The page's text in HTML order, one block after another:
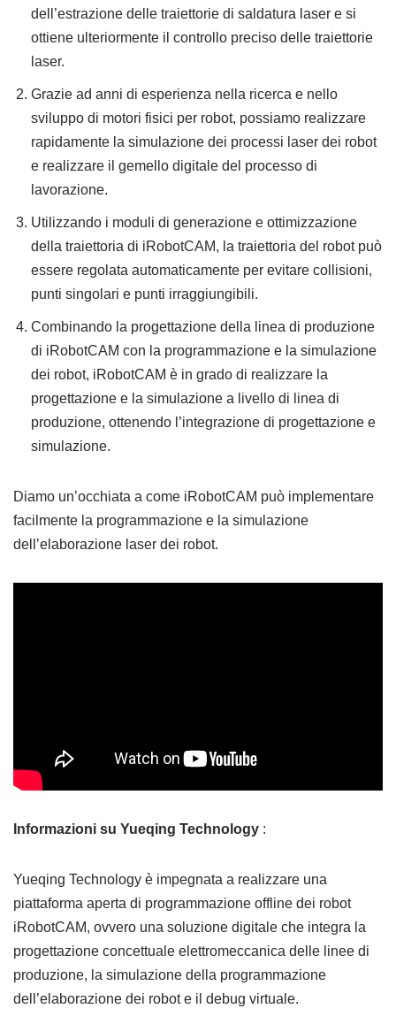
dell’estrazione delle traiettorie di saldatura laser e si
ottiene ulteriormente il controllo preciso delle traiettorie
laser.
Grazie ad anni di esperienza nella ricerca e nello
sviluppo di motori fisici per robot, possiamo realizzare
rapidamente la simulazione dei processi laser dei robot
e realizzare il gemello digitale del processo di
lavorazione.
Utilizzando i moduli di generazione e ottimizzazione
della traiettoria di iRobotCAM, la traiettoria del robot può
essere regolata automaticamente per evitare collisioni,
punti singolari e punti irraggiungibili.
Combinando la progettazione della linea di produzione
di iRobotCAM con la programmazione e la simulazione
dei robot, iRobotCAM è in grado di realizzare la
progettazione e la simulazione a livello di linea di
produzione, ottenendo l’integrazione di progettazione e
simulazione.
Diamo un’occhiata a come iRobotCAM può implementare
facilmente la programmazione e la simulazione
dell’elaborazione laser dei robot.
Informazioni su Yueqing Technology :
Yueqing Technology è impegnata a realizzare una
piattaforma aperta di programmazione offline dei robot
iRobotCAM, ovvero una soluzione digitale che integra la
progettazione concettuale elettromeccanica delle linee di
produzione, la simulazione della programmazione
dell’elaborazione dei robot e il debug virtuale.